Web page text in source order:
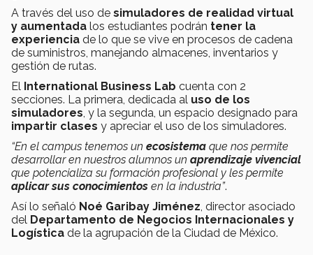
A través del uso de simuladores de realidad virtual
y aumentada los estudiantes podrán tener la
experiencia de lo que se vive en procesos de cadena
de suministros, manejando almacenes, inventarios y
gestión de rutas.
El International Business Lab cuenta con 2
secciones. La primera, dedicada al uso de los
simuladores , y la segunda, un espacio designado para
impartir clases y apreciar el uso de los simuladores.
“En el campus tenemos un ecosistema que nos permite
desarrollar en nuestros alumnos un aprendizaje vivencial
que potencializa su formación profesional y les permite
aplicar sus conocimientos en la industria”.
Así lo señaló Noé Garibay Jiménez , director asociado
del Departamento de Negocios Internacionales y
Logística de la agrupación de la Ciudad de México.